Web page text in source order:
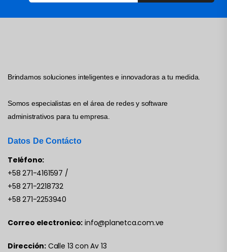
Brindamos soluciones inteligentes e innovadoras a tu medida.
Somos especialistas en el área de redes y software
administrativos para tu empresa.
Datos De Contácto
Teléfono:
+58 271-4161597 /
+58 271-2218732
+58 271-2253940
Correo electronico: info@planetca.com.ve
Dirección: Calle 13 con Av 13